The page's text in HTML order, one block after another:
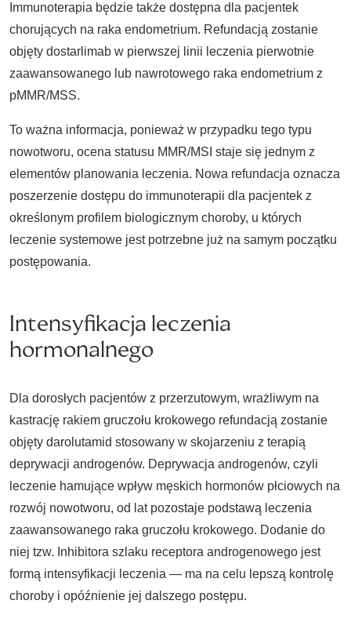
Immunoterapia będzie także dostępna dla pacjentek
chorujących na raka endometrium. Refundacją zostanie
objęty dostarlimab w pierwszej linii leczenia pierwotnie
zaawansowanego lub nawrotowego raka endometrium z
pMMR/MSS.
To ważna informacja, ponieważ w przypadku tego typu
nowotworu, ocena statusu MMR/MSI staje się jednym z
elementów planowania leczenia. Nowa refundacja oznacza
poszerzenie dostępu do immunoterapii dla pacjentek z
określonym profilem biologicznym choroby, u których
leczenie systemowe jest potrzebne już na samym początku
postępowania.
Intensyfikacja leczenia
hormonalnego
Dla dorosłych pacjentów z przerzutowym, wrażliwym na
kastrację rakiem gruczołu krokowego refundacją zostanie
objęty darolutamid stosowany w skojarzeniu z terapią
deprywacji androgenów. Deprywacja androgenów, czyli
leczenie hamujące wpływ męskich hormonów płciowych na
rozwój nowotworu, od lat pozostaje podstawą leczenia
zaawansowanego raka gruczołu krokowego. Dodanie do
niej tzw. Inhibitora szlaku receptora androgenowego jest
formą intensyfikacji leczenia — ma na celu lepszą kontrolę
choroby i opóźnienie jej dalszego postępu.